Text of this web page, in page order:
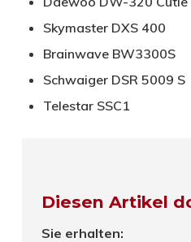
Skymaster DXS 400
Brainwave BW3300S
Schwaiger DSR 5009 S
Telestar SSC1
Diesen Artikel
Sie erhalten: